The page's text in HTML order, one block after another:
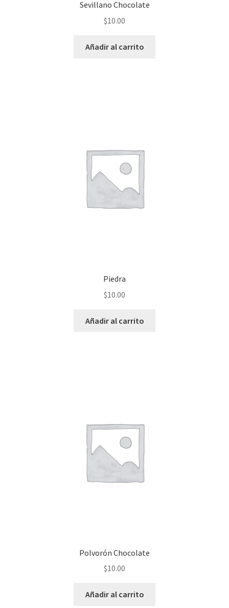
Sevillano Chocolate
$10.00
Añadir al carrito
Piedra
$10.00
Añadir al carrito
Polvorón Chocolate
$10.00
Añadir al carrito